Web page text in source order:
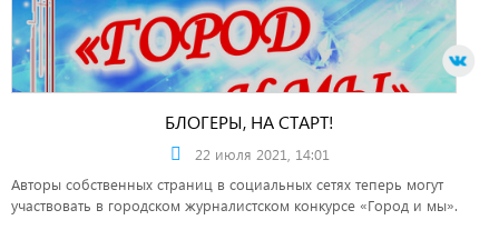
БЛОГЕРЫ, НА СТАРТ!
22 июля 2021, 14:01
Авторы собственных страниц в социальных сетях теперь могут
участвовать в городском журналистском конкурсе «Город и мы».